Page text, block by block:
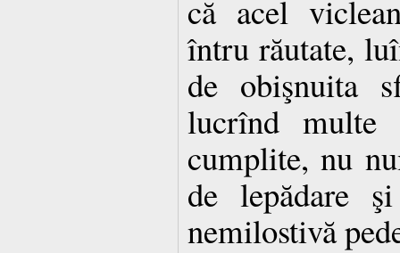
că acel
întru răutate,
de obişnuita
lucrînd
cumplite, nu
de lepădare
nemilostivă